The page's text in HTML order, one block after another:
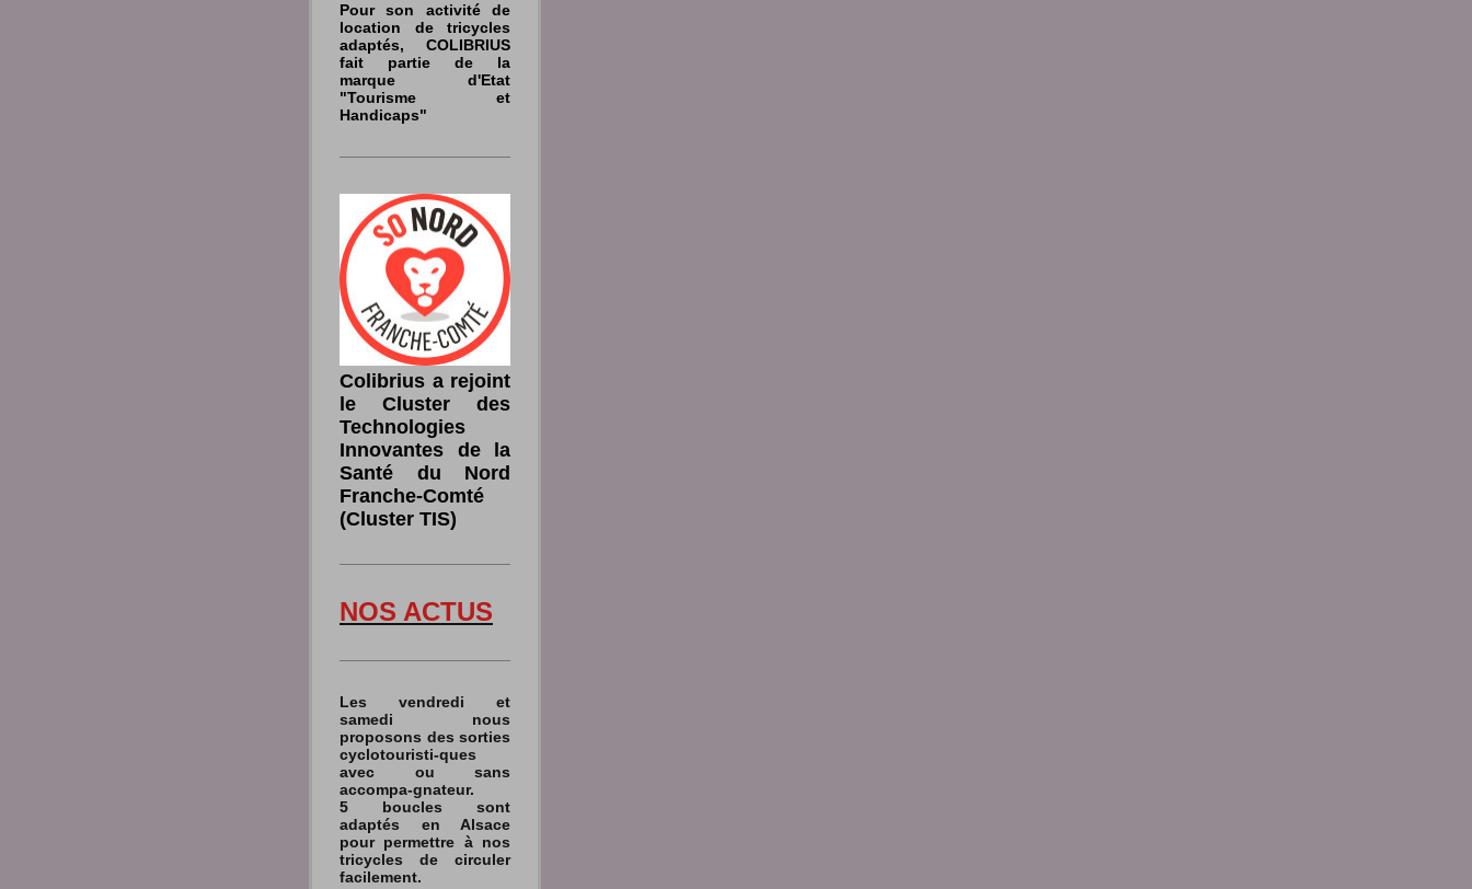
Pour son activité de
location de tricycles
adaptés, COLIBRIUS
fait partie de la
marque d'Etat
"Tourisme et
Handicaps"
Colibrius a rejoint
le Cluster des
Technologies
Innovantes de la
Santé du Nord
Franche-Comté
(Cluster TIS)
NOS ACTUS
Les vendredi et
samedi nous
proposons des sorties
cyclotouristi-ques
avec ou sans
accompa-gnateur.
5 boucles sont
adaptés en Alsace
pour permettre à nos
tricycles de circuler
facilement.